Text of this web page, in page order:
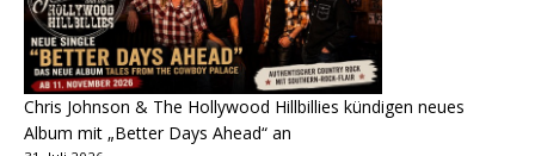
Chris Johnson & The Hollywood Hillbillies kündigen neues
Album mit „Better Days Ahead“ an